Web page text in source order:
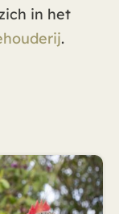
in het
.